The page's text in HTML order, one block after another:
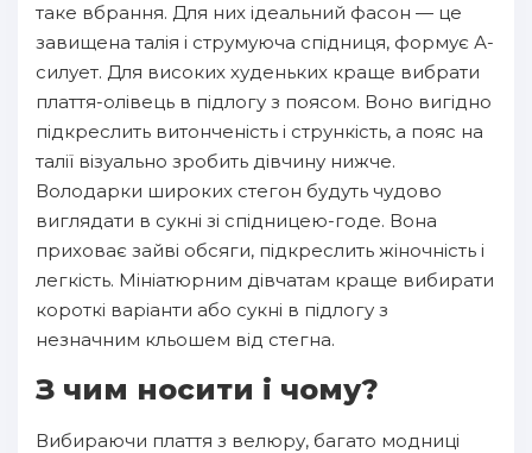
таке вбрання. Для них ідеальний фасон — це
завищена талія і струмуюча спідниця, формує А-
силует. Для високих худеньких краще вибрати
плаття-олівець в підлогу з поясом. Воно вигідно
підкреслить витонченість і стрункість, а пояс на
талії візуально зробить дівчину нижче.
Володарки широких стегон будуть чудово
виглядати в сукні зі спідницею-годе. Вона
приховає зайві обсяги, підкреслить жіночність і
легкість. Мініатюрним дівчатам краще вибирати
короткі варіанти або сукні в підлогу з
незначним кльошем від стегна.
З чим носити і чому?
Вибираючи плаття з велюру, багато модниці